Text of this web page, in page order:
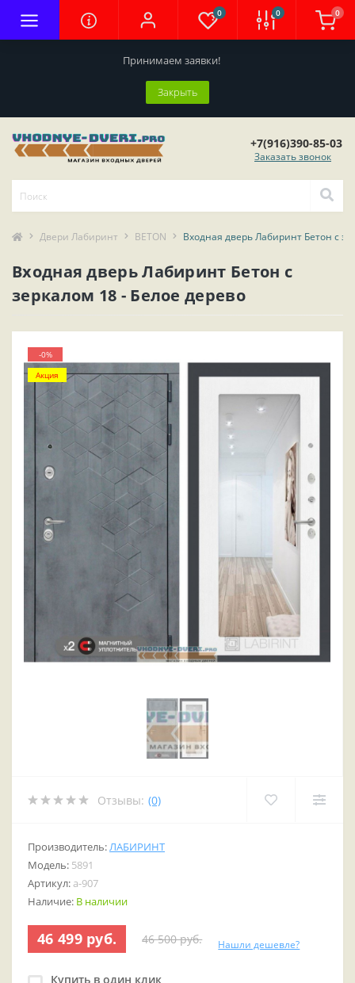
Принимаем заявки!
Закрыть
0 0 0
+7(916)390-85-03
Заказать звонок
Двери Лабиринт BETON Входная дверь Лабиринт Бетон с
Входная дверь Лабиринт Бетон с
зеркалом 18 - Белое дерево
-0%
Акция
Отзывы: (0)
Производитель:ЛАБИРИНТ
Модель: 5891
Артикул: a-907
Наличие: В наличии
46 499 руб. 46 500 руб. Нашли дешевле?
Купить в один клик